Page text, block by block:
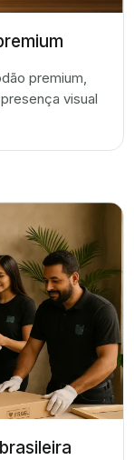
premium,
visual